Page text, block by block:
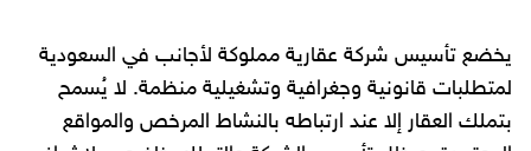
يخضع تأسيس شركة عقارية مملوكة لأجانب في السعودية
لمتطلبات قانونية وجغرافية وتشغيلية منظمة. لا يُسمح
بتملك العقار إلا عند ارتباطه بالنشاط المرخص والمواقع